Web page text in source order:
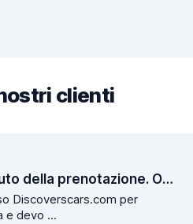
clienti
Assegnata stessa auto della prenotazione. Operazioni di ritiro e consegna velocissime.
Discoverscars.com per
e devo ...